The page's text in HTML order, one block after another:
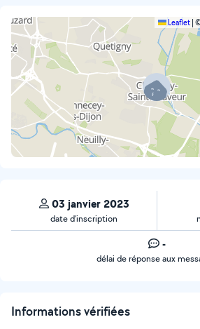
Leaflet
03 janvier 2023
date d’inscription
-
délai de réponse aux
Informations vérifiées